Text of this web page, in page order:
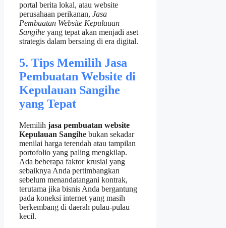
portal berita lokal, atau website
perusahaan perikanan, Jasa
Pembuatan Website Kepulauan
Sangihe yang tepat akan menjadi aset
strategis dalam bersaing di era digital.
5. Tips Memilih Jasa
Pembuatan Website di
Kepulauan Sangihe
yang Tepat
Memilih jasa pembuatan website
Kepulauan Sangihe bukan sekadar
menilai harga terendah atau tampilan
portofolio yang paling mengkilap.
Ada beberapa faktor krusial yang
sebaiknya Anda pertimbangkan
sebelum menandatangani kontrak,
terutama jika bisnis Anda bergantung
pada koneksi internet yang masih
berkembang di daerah pulau-pulau
kecil.